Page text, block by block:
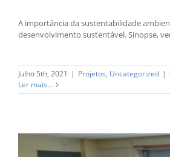
A importância da sustentabilidade
desenvolvimento sustentável. Sinopse,
Julho 5th, 2021 | Projetos, Uncategorized |
Ler mais...